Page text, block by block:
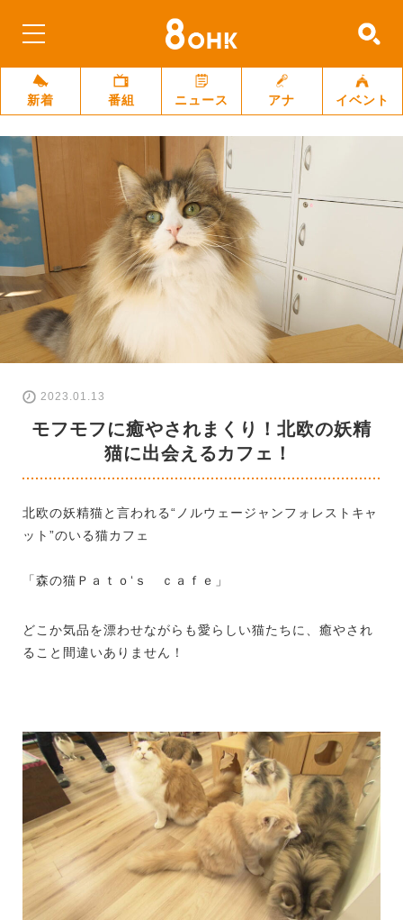
新着 番組 ニュース アナ イベント
2023.01.13
モフモフに癒やされまくり！北欧の妖精
猫に出会えるカフェ！
北欧の妖精猫と言われる“ノルウェージャンフォレストキャ
ット”のいる猫カフェ
「森の猫Ｐａｔｏ‘ｓ ｃａｆｅ」
どこか気品を漂わせながらも愛らしい猫たちに、癒やされ
ること間違いありません！